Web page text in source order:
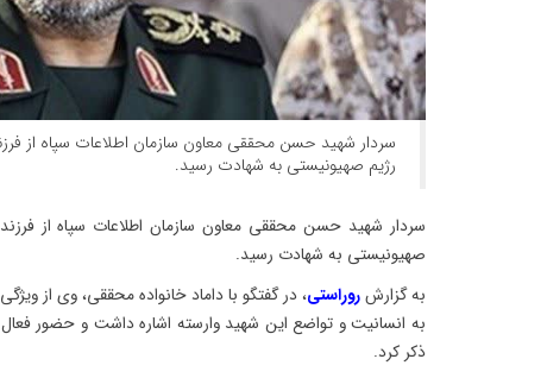
سردار شهید حسن محققی معاون سازمان اطلاعات سپاه از
رژیم صهیونیستی به شهادت رسید.
سردار شهید حسن محققی معاون سازمان اطلاعات سپاه از
صهیونیستی به شهادت رسید.
به گزارشروراستی، در گفتگو با داماد خانواده محققی، وی از
به انسانیت و تواضع این شهید وارسته اشاره داشت و حضور
ذکر کرد.